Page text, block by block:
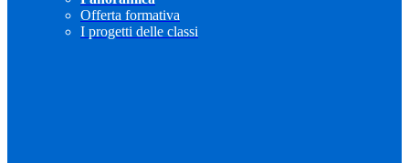
Offerta formativa
I progetti delle classi